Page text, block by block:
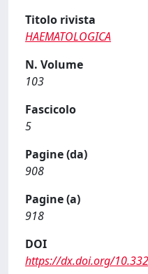
Titolo rivista
HAEMATOLOGICA
N. Volume
103
Fascicolo
5
Pagine (da)
908
Pagine (a)
918
DOI
https://dx.doi.org/